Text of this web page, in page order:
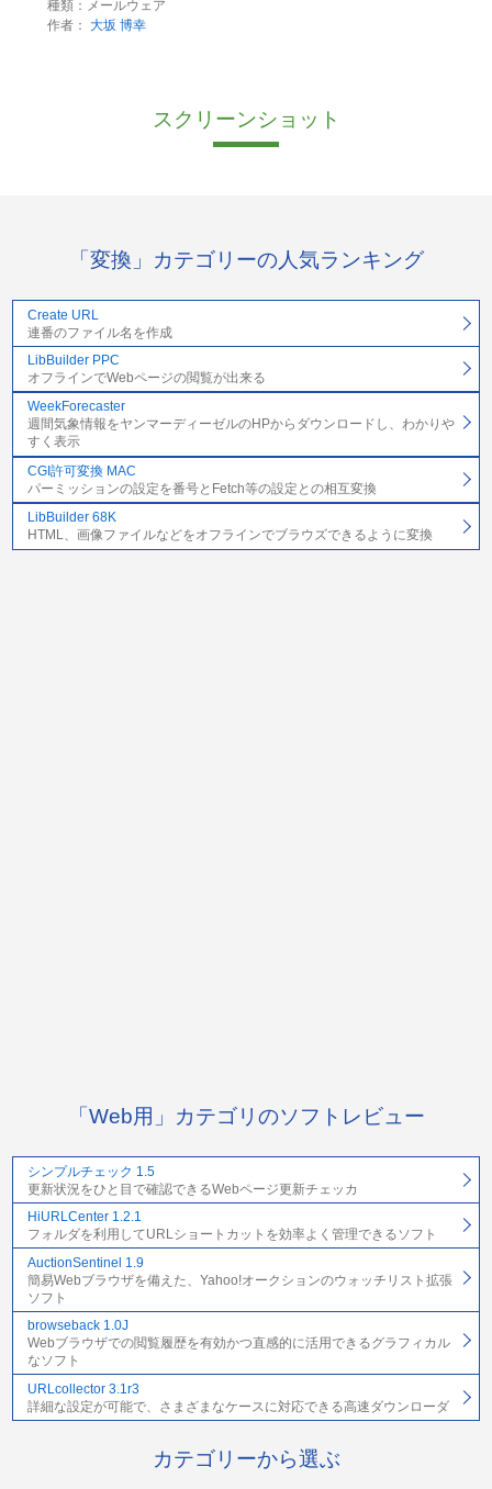
種類：メールウェア
作者： 大坂 博幸
スクリーンショット
「変換」カテゴリーの人気ランキング
Create URL
連番のファイル名を作成
LibBuilder PPC
オフラインでWebページの閲覧が出来る
WeekForecaster
週間気象情報をヤンマーディーゼルのHPからダウンロードし、わかりや
すく表示
CGI許可変換 MAC
パーミッションの設定を番号とFetch等の設定との相互変換
LibBuilder 68K
HTML、画像ファイルなどをオフラインでブラウズできるように変換
「Web用」カテゴリのソフトレビュー
シンプルチェック 1.5
更新状況をひと目で確認できるWebページ更新チェッカ
HiURLCenter 1.2.1
フォルダを利用してURLショートカットを効率よく管理できるソフト
AuctionSentinel 1.9
簡易Webブラウザを備えた、Yahoo!オークションのウォッチリスト拡張
ソフト
browseback 1.0J
Webブラウザでの閲覧履歴を有効かつ直感的に活用できるグラフィカル
なソフト
URLcollector 3.1r3
詳細な設定が可能で、さまざまなケースに対応できる高速ダウンローダ
カテゴリーから選ぶ